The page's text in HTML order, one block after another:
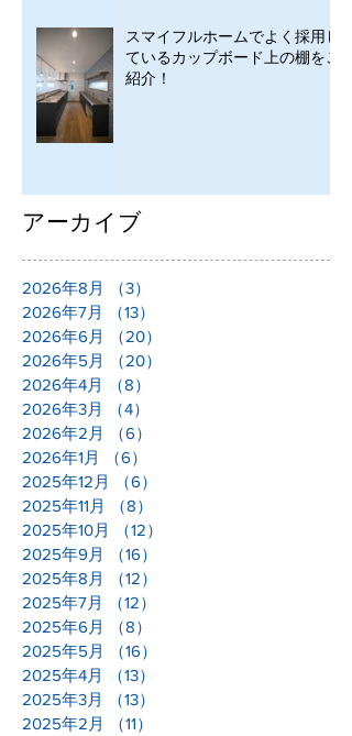
スマイフルホームでよく採用し
ているカップボード上の棚をご
紹介！
アーカイブ
2026年8月 （3）
2026年7月
（13）
2026年6月
（20）
2026年5月
（20）
2026年4月
（8）
2026年3月
（4）
2026年2月
（6）
2026年1月
（6）
2025年12月
（6）
2025年11月
（8）
2025年10月
（12）
2025年9月
（16）
2025年8月
（12）
2025年7月
（12）
2025年6月
（8）
2025年5月
（16）
2025年4月
（13）
2025年3月
（13）
2025年2月
（11）